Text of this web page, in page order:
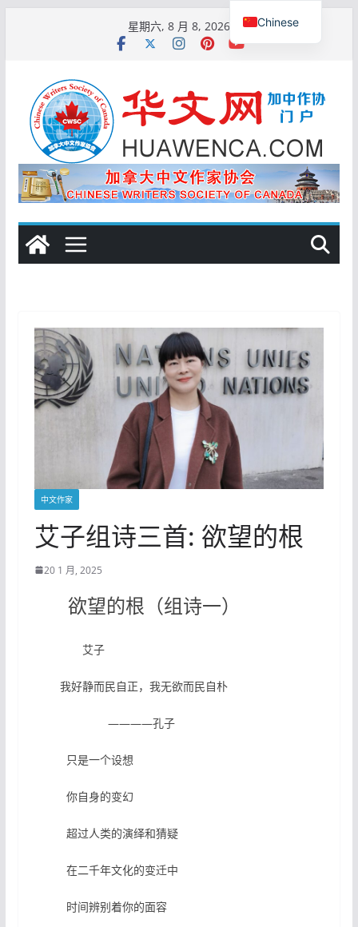
星期六, 8 月 8, 2026
中文作家
艾子组诗三首: 欲望的根
20 1 月, 2025
欲望的根（组诗一）
艾子
我好静而民自正，我无欲而民自朴
————孔子
只是一个设想
你自身的变幻
超过人类的演绎和猜疑
在二千年文化的变迁中
时间辨别着你的面容
Chinese